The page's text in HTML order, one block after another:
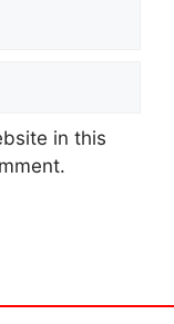
in this